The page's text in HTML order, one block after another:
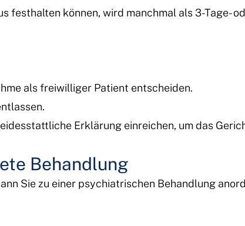
festhalten können, wird manchmal als 3-Tage-
als freiwilliger Patient entscheiden.
Erklärung einreichen, um das
Behandlung
Sie zu einer psychiatrischen Behandlung